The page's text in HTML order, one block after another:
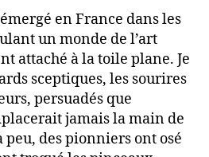
en France dans les
un monde de l’art
attaché à la toile plane. Je
sceptiques, les sourires
persuadés que
jamais la main de
peu, des pionniers ont osé